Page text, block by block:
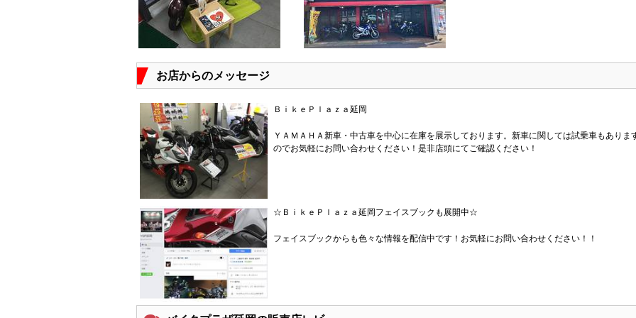
お店からのメッセージ
ＢｉｋｅＰｌａｚａ延岡
ＹＡＭＡＨＡ新車・中古車を中心に在庫を展示しております。新車に関しては試乗車もありま
のでお気軽にお問い合わせください！是非店頭にてご確認ください！
☆ＢｉｋｅＰｌａｚａ延岡フェイスブックも展開中☆
フェイスブックからも色々な情報を配信中です！お気軽にお問い合わせください！！